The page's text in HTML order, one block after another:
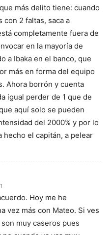
más delito tiene: cuando
con 2 faltas, saca a
completamente fuera de
en la mayoría de
a Ibaka en el banco, que
más en forma del equipo
Ahora borrón y cuenta
igual perder de 1 que de
aquí solo se pueden
del 2000% y por lo
hecho el capitán, a pelear
Hoy me he
vez más con Mateo. Si ves
muy caseros pues